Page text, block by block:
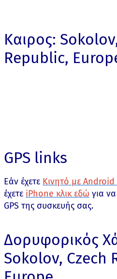
Καιρος:
Republic,
GPS links
Εάν έχετε Κινητό με Android
έχετε iPhone κλικ εδώ για
GPS της συσκευής σας.
Δορυφορικός
Sokolov, Czech